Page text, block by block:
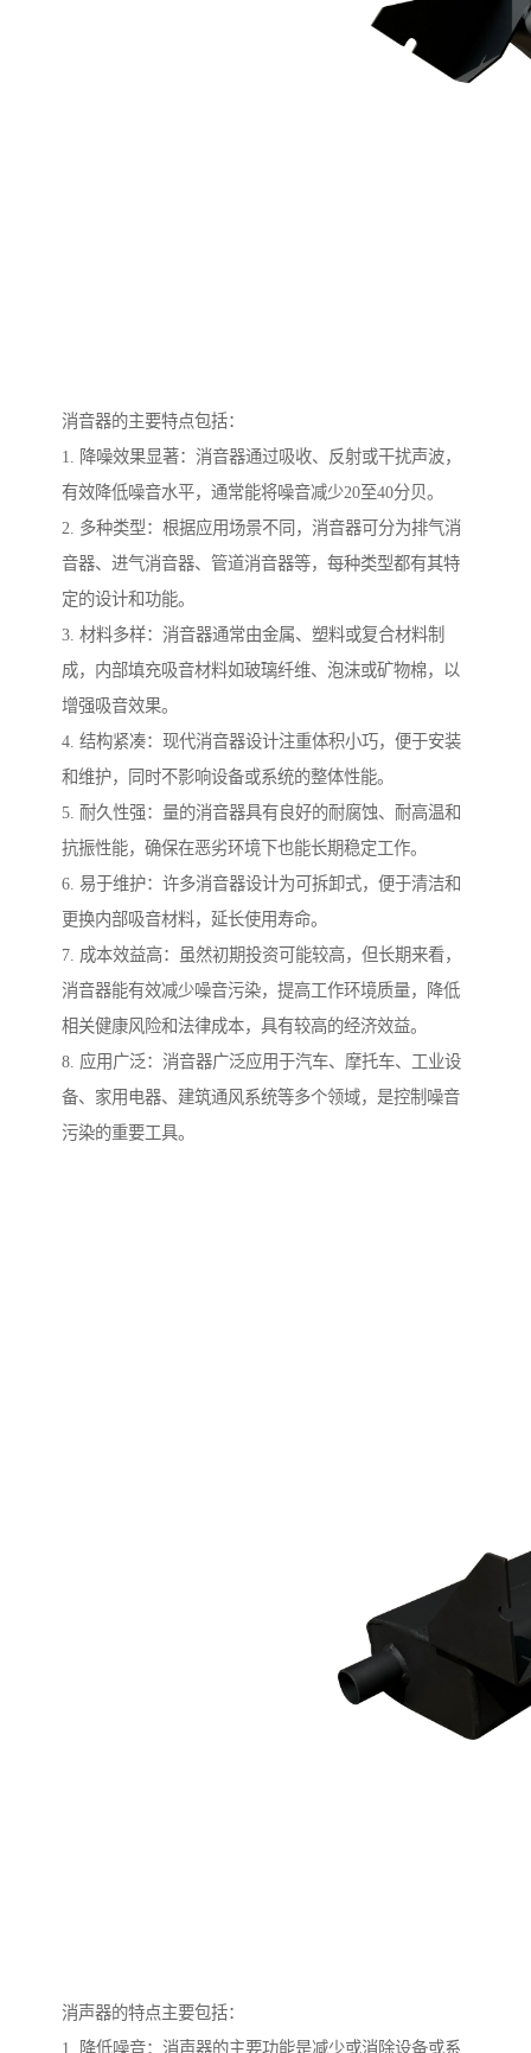
消音器的主要特点包括：
1. 降噪效果显著：消音器通过吸收、反射或干扰声波，
有效降低噪音水平，通常能将噪音减少20至40分贝。
2. 多种类型：根据应用场景不同，消音器可分为排气消
音器、进气消音器、管道消音器等，每种类型都有其特
定的设计和功能。
3. 材料多样：消音器通常由金属、塑料或复合材料制
成，内部填充吸音材料如玻璃纤维、泡沫或矿物棉，以
增强吸音效果。
4. 结构紧凑：现代消音器设计注重体积小巧，便于安装
和维护，同时不影响设备或系统的整体性能。
5. 耐久性强：量的消音器具有良好的耐腐蚀、耐高温和
抗振性能，确保在恶劣环境下也能长期稳定工作。
6. 易于维护：许多消音器设计为可拆卸式，便于清洁和
更换内部吸音材料，延长使用寿命。
7. 成本效益高：虽然初期投资可能较高，但长期来看，
消音器能有效减少噪音污染，提高工作环境质量，降低
相关健康风险和法律成本，具有较高的经济效益。
8. 应用广泛：消音器广泛应用于汽车、摩托车、工业设
备、家用电器、建筑通风系统等多个领域，是控制噪音
污染的重要工具。
消声器的特点主要包括：
1. 降低噪音：消声器的主要功能是减少或消除设备或系